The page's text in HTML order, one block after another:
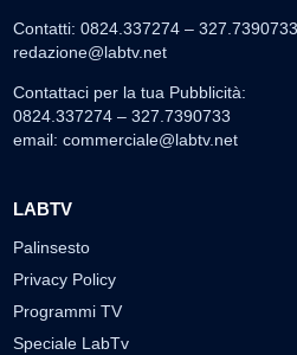
Contatti: 0824.337274 – 327.7390733
redazione@labtv.net
Contattaci per la tua Pubblicità:
0824.337274 – 327.7390733
email: commerciale@labtv.net
LABTV
Palinsesto
Privacy Policy
Programmi TV
Speciale LabTv